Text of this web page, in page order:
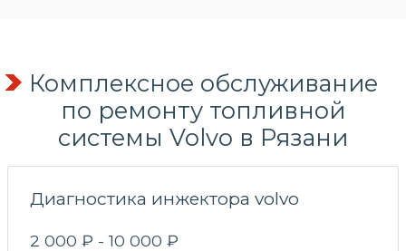
Комплексное обслуживание
по ремонту топливной
системы Volvo в Рязани
Диагностика инжектора volvo
2 000 ₽ - 10 000 ₽